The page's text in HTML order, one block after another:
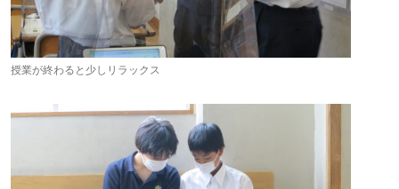
授業が終わると少しリラックス